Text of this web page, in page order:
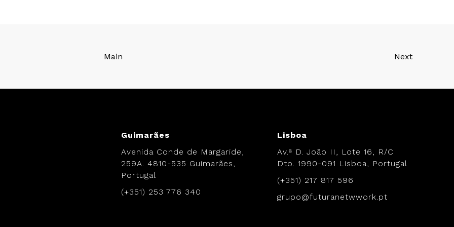
Main Next
Guimarães
Avenida Conde de Margaride,
259A. 4810-535 Guimarães,
Portugal
(+351) 253 776 340
Lisboa
Av.ª D. João II, Lote 16, R/C
Dto. 1990-091 Lisboa, Portugal
(+351) 217 817 596
grupo@futuranetwwork.pt